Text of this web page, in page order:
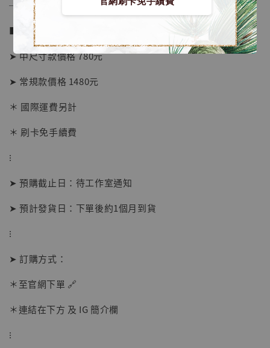
NT$ 1,870
──────────────
■ 販售資訊 (NT$)：
➤ 中尺寸款價格 780元
➤ 常規款價格 1480元
＊ 國際運費另計
＊ 刷卡免手續費
⁝
➤ 預購截止日：待工作室通知
➤ 預計發貨日：下單後約1個月到貨
⁝
➤ 訂購方式：
＊至官網下單 🔗
＊連結在下方 及 IG 簡介欄
⁝